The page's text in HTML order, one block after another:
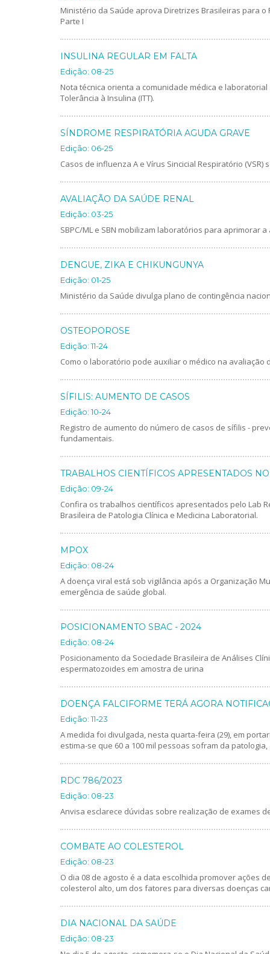
Ministério da Saúde aprova Diretrizes Brasileiras para o
Parte I
INSULINA REGULAR EM FALTA
Edição: 08-25
Nota técnica orienta a comunidade médica e
Tolerância à Insulina (ITT).
SÍNDROME RESPIRATÓRIA AGUDA GRAVE
Edição: 06-25
Casos de influenza A e Vírus Sincicial Respiratório (VSR)
AVALIAÇÃO DA SAÚDE RENAL
Edição: 03-25
SBPC/ML e SBN mobilizam laboratórios para aprimorar
DENGUE, ZIKA E CHIKUNGUNYA
Edição: 01-25
Ministério da Saúde divulga plano de contingência
OSTEOPOROSE
Edição: 11-24
Como o laboratório pode auxiliar o médico na avaliação
SÍFILIS: AUMENTO DE CASOS
Edição: 10-24
Registro de aumento do número de casos de sífilis -
fundamentais.
TRABALHOS CIENTÍFICOS APRESENTADOS NO
Edição: 09-24
Confira os trabalhos científicos apresentados pelo Lab
Brasileira de Patologia Clínica e Medicina Laboratorial.
MPOX
Edição: 08-24
A doença viral está sob vigilância após a Organização
emergência de saúde global.
POSICIONAMENTO SBAC - 2024
Edição: 08-24
Posicionamento da Sociedade Brasileira de Análises
espermatozoides em amostra de urina
DOENÇA FALCIFORME TERÁ AGORA
Edição: 11-23
A medida foi divulgada, nesta quarta-feira (29), em
estima-se que 60 a 100 mil pessoas sofram da
RDC 786/2023
Edição: 08-23
Anvisa esclarece dúvidas sobre realização de exames
COMBATE AO COLESTEROL
Edição: 08-23
O dia 08 de agosto é a data escolhida promover ações
colesterol alto, um dos fatores para diversas doenças
DIA NACIONAL DA SAÚDE
Edição: 08-23